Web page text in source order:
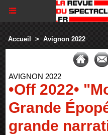
Accueil > Avignon 2022
AVIGNON 2022
•Off 2022•
Grande
grande